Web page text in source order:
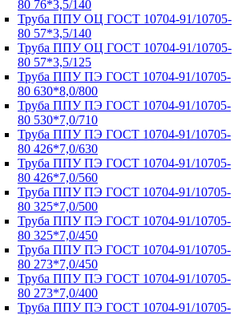
80 76*3,5/140
Труба ППУ ОЦ ГОСТ 10704-91/10705-
80 57*3,5/140
Труба ППУ ОЦ ГОСТ 10704-91/10705-
80 57*3,5/125
Труба ППУ ПЭ ГОСТ 10704-91/10705-
80 630*8,0/800
Труба ППУ ПЭ ГОСТ 10704-91/10705-
80 530*7,0/710
Труба ППУ ПЭ ГОСТ 10704-91/10705-
80 426*7,0/630
Труба ППУ ПЭ ГОСТ 10704-91/10705-
80 426*7,0/560
Труба ППУ ПЭ ГОСТ 10704-91/10705-
80 325*7,0/500
Труба ППУ ПЭ ГОСТ 10704-91/10705-
80 325*7,0/450
Труба ППУ ПЭ ГОСТ 10704-91/10705-
80 273*7,0/450
Труба ППУ ПЭ ГОСТ 10704-91/10705-
80 273*7,0/400
Труба ППУ ПЭ ГОСТ 10704-91/10705-